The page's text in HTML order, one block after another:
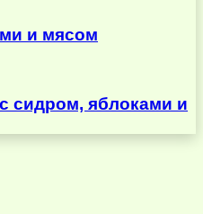
и мясом
сидром, яблоками и